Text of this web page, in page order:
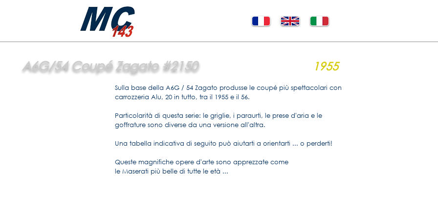
A6G/54 Coupé Zagato #2150 1955
Sulla base della A6G / 54 Zagato produsse le coupé più spettacolari con
carrozzeria Alu, 20 in tutto, tra il 1955 e il 56.
Particolarità di questa serie: le griglie, i paraurti, le prese d'aria e le
goffrature sono diverse da una versione all'altra.
Una tabella indicativa di seguito può aiutarti a orientarti ... o perderti!
Queste magnifiche opere d'arte sono apprezzate come
le Maserati più belle di tutte le età ...